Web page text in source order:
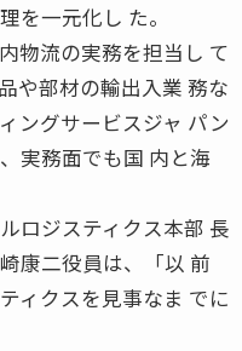
を一元化し た。
物流の実務を担当し て
や部材の輸出入業 務な
ングサービスジャ パン
実務面でも国 内と海
ロジスティクス本部 長
康二役員は、「以 前
ィクスを見事なま でに